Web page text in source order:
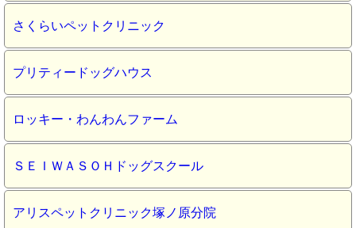
さくらいペットクリニック
プリティードッグハウス
ロッキー・わんわんファーム
ＳＥＩＷＡＳＯＨドッグスクール
アリスペットクリニック塚ノ原分院